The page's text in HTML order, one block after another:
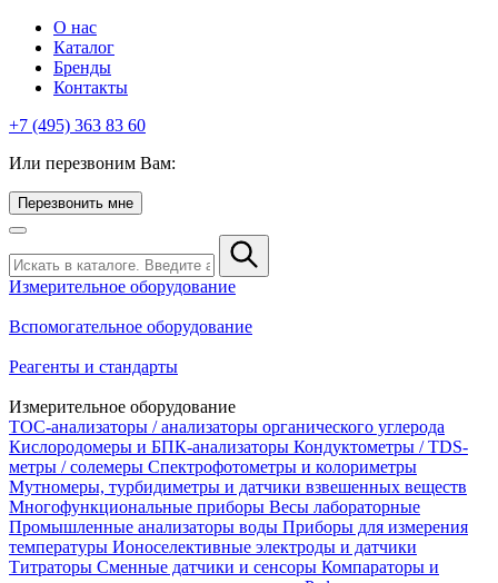
О нас
Каталог
Бренды
Контакты
+7 (495) 363 83 60
Или перезвоним Вам:
Перезвонить мне
Измерительное оборудование
Вспомогательное оборудование
Реагенты и стандарты
Измерительное оборудование
TOC-анализаторы / анализаторы органического углерода
Кислородомеры и БПК-анализаторы Кондуктометры / TDS-
метры / солемеры Спектрофотометры и колориметры
Мутномеры, турбидиметры и датчики взвешенных веществ
Многофункциональные приборы Весы лабораторные
Промышленные анализаторы воды Приборы для измерения
температуры Ионоселективные электроды и датчики
Титраторы Сменные датчики и сенсоры Компараторы и